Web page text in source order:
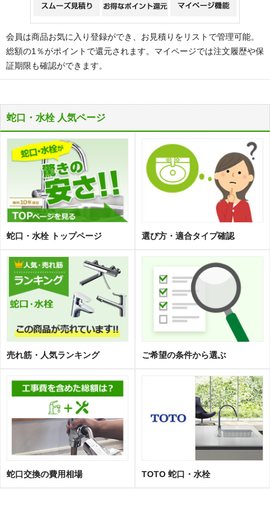
会員は商品お気に入り登録ができ、お見積りをリストで管理可能。
総額の1％がポイントで還元されます。マイページでは注文履歴や保
証期限も確認ができます。
蛇口・水栓 人気ページ
蛇口・水栓 トップページ 選び方・適合タイプ確認
売れ筋・人気ランキング ご希望の条件から選ぶ
蛇口交換の費用相場 TOTO 蛇口・水栓